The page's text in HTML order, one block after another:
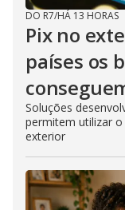
DO R7/HÁ 13 HORAS
Pix no
países os
Soluções
permitem utilizar
exterior